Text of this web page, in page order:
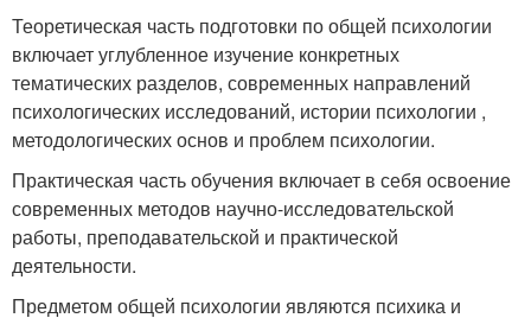
Теоретическая часть подготовки по общей психологии
включает углубленное изучение конкретных
тематических разделов, современных направлений
психологических исследований, истории психологии ,
методологических основ и проблем психологии.
Практическая часть обучения включает в себя освоение
современных методов научно-исследовательской
работы, преподавательской и практической
деятельности.
Предметом общей психологии являются психика и